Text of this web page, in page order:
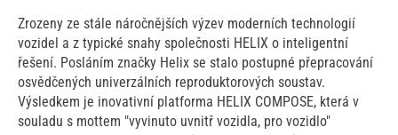
Zrozeny ze stále náročnějších výzev moderních technologií
vozidel a z typické snahy společnosti HELIX o inteligentní
řešení. Posláním značky Helix se stalo postupné přepracování
osvědčených univerzálních reproduktorových soustav.
Výsledkem je inovativní platforma HELIX COMPOSE, která v
souladu s mottem "vyvinuto uvnitř vozidla, pro vozidlo"